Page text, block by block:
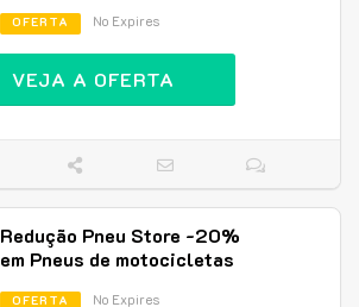
OFERTA No Expires
VEJA A OFERTA
Redução Pneu Store -20%
em Pneus de motocicletas
OFERTA No Expires